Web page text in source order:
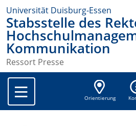
Universität Duisburg-Essen
Stabsstelle des
Kommunikation
Ressort Presse
Orientierung